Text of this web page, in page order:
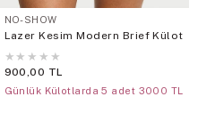
NO-SHOW
Lazer Kesim Modern Brief Külot
★ ★ ★ ★ ★
900,00 TL
Günlük Külotlarda 5 adet 3000 TL